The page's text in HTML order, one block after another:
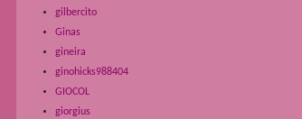
gilbercito
Ginas
gineira
ginohicks988404
GIOCOL
giorgius